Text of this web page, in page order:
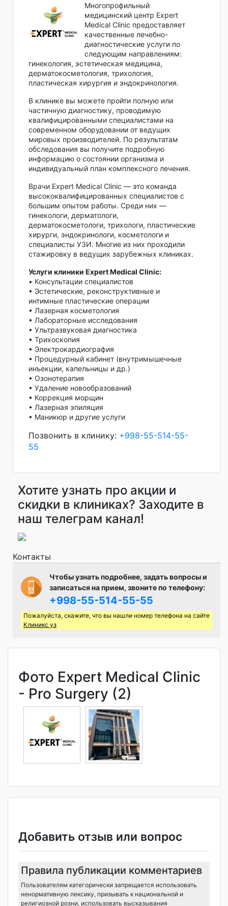
Многопрофильный
медицинский центр Expert
Medical Clinic предоставляет
качественные лечебно-
диагностические услуги по
следующим направлениям:
гинекология, эстетическая медицина,
дерматокосметология, трихология,
пластическая хирургия и эндокринология.
В клинике вы можете пройти полную или
частичную диагностику, проводимую
квалифицированными специалистами на
современном оборудовании от ведущих
мировых производителей. По результатам
обследования вы получите подробную
информацию о состоянии организма и
индивидуальный план комплексного лечения.
Врачи Expert Medical Clinic — это команда
высококвалифицированных специалистов с
большим опытом работы. Среди них —
гинекологи, дерматологи,
дерматокосметологи, трихологи, пластические
хирурги, эндокринологи, косметологи и
специалисты УЗИ. Многие из них проходили
стажировку в ведущих зарубежных клиниках.
Услуги клиники Expert Medical Clinic:
• Консультации специалистов
• Эстетические, реконструктивные и
интимные пластические операции
• Лазерная косметология
• Лабораторные исследования
• Ультразвуковая диагностика
• Трихоскопия
• Электрокардиография
• Процедурный кабинет (внутримышечные
инъекции, капельницы и др.)
• Озонотерапия
• Удаление новообразований
• Коррекция морщин
• Лазерная эпиляция
• Маникюр и другие услуги
Позвонить в клинику: +998-55-514-55-
55
Хотите узнать про акции и
скидки в клиниках? Заходите в
наш телеграм канал!
Контакты
Чтобы узнать подробнее, задать вопросы и
записаться на прием, звоните по телефону:
+998-55-514-55-55
Пожалуйста, скажите, что вы нашли номер телефона на сайте
Клиникс уз
Фото Expert Medical Clinic
- Pro Surgery (2)
Добавить отзыв или вопрос
Правила публикации комментариев
Пользователям категорически запрещается использовать
ненормативную лексику, призывать к национальной и
религиозной розни, использовать высказывания